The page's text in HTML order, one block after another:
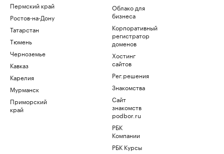
Пермский край
Ростов-на-Дону
Татарстан
Тюмень
Черноземье
Кавказ
Карелия
Мурманск
Приморский
край
Облако для
бизнеса
Корпоративный
регистратор
доменов
Хостинг
сайтов
Рег.решения
Знакомства
Сайт
знакомств
podbor.ru
РБК
Компании
РБК Курсы